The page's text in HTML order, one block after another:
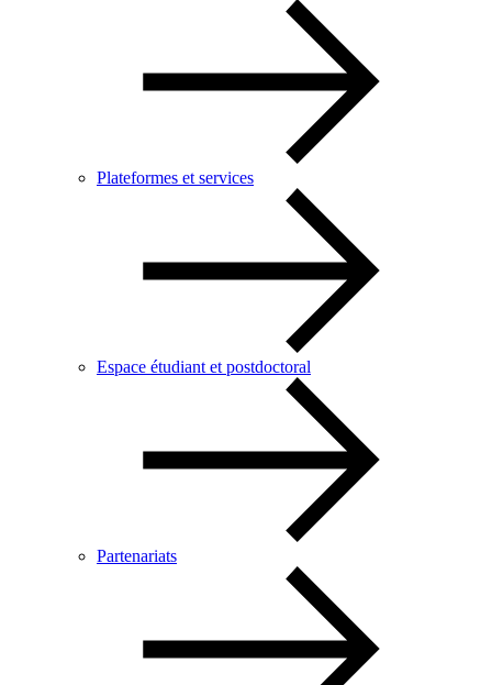
Plateformes et services
Espace étudiant et postdoctoral
Partenariats